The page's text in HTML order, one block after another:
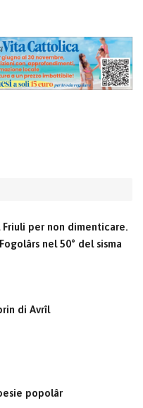
Friuli per non dimenticare.
nel 50° del sisma
di Avrîl
popolâr